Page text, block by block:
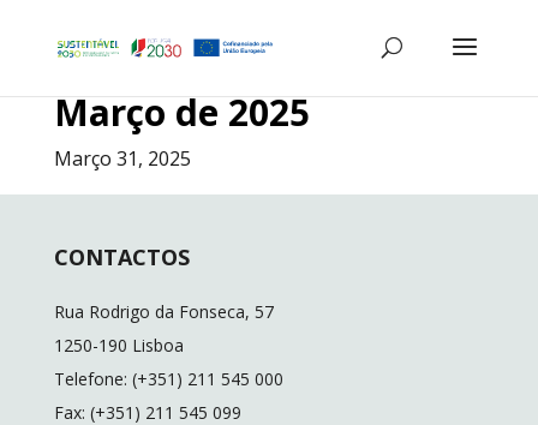
Março de 2025
Março 31, 2025
CONTACTOS
Rua Rodrigo da Fonseca, 57
1250-190 Lisboa
Telefone: (+351) 211 545 000
Fax: (+351) 211 545 099